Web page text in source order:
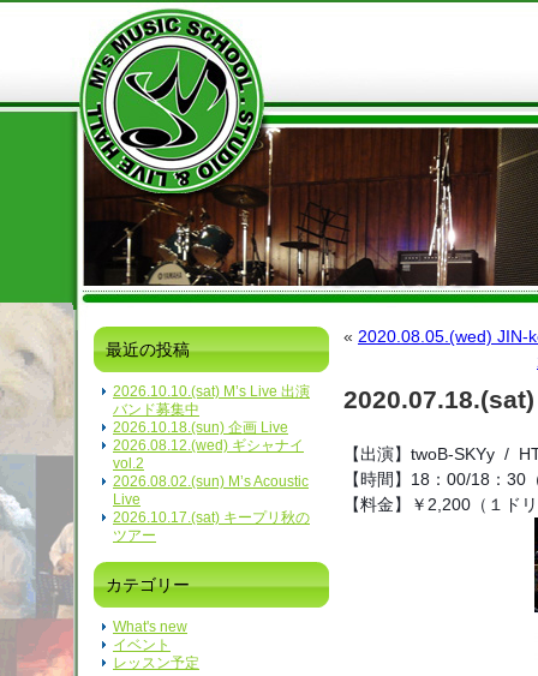
最近の投稿
2026.10.10.(sat) M’s Live 出演
バンド募集中
2026.10.18.(sun) 企画 Live
2026.08.12.(wed) ギシャナイ
vol.2
2026.08.02.(sun) M’s Acoustic
Live
2026.10.17.(sat) キープリ秋の
ツアー
カテゴリー
What's new
イベント
レッスン予定
« 2020.08.05.(wed) JIN-
【出演】twoB-SKYy  /
【時間】18：00/18：30
【料金】￥2,200（１ド